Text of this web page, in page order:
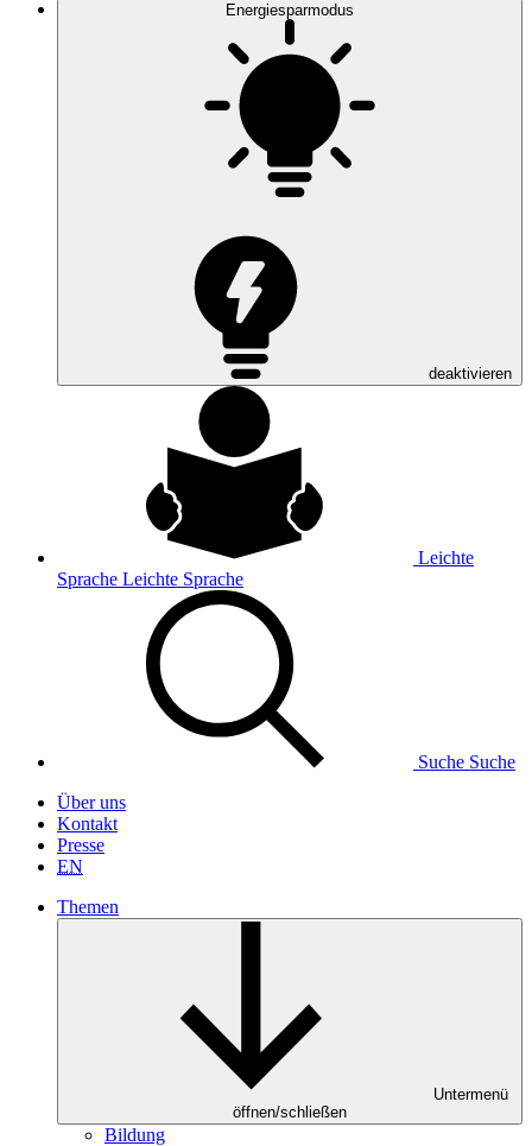
Energiesparmodus
deaktivieren
Leichte
Sprache Leichte Sprache
Suche Suche
Über uns
Kontakt
Presse
EN
Themen
Untermenü
öffnen/schließen
Bildung